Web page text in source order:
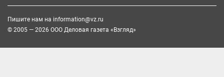
Пишите нам на information@vz.ru
© 2005 — 2026 ООО Деловая газета «Взгляд»